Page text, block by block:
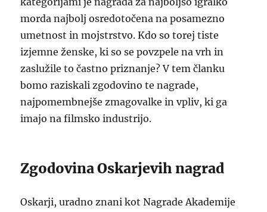
morda najbolj osredotočena na posamezno
umetnost in mojstrstvo. Kdo so torej tiste
izjemne ženske, ki so se povzpele na vrh in
zaslužile to častno priznanje? V tem članku
bomo raziskali zgodovino te nagrade,
najpomembnejše zmagovalke in vpliv, ki ga
imajo na filmsko industrijo.
Zgodovina Oskarjevih nagrad
Oskarji, uradno znani kot Nagrade Akademije